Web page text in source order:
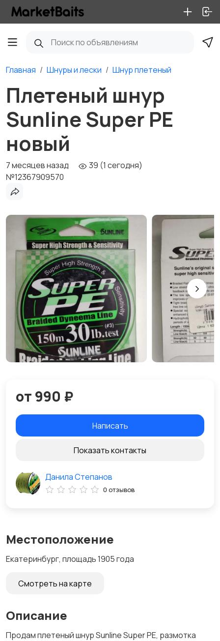
Главная Шнуры и лески Шнур плетеный
Плетеный шнур
Sunline Super PE
новый
7 месяцев назад
39 (1 сегодня)
№12367909570
Местоположение
Екатеринбург, площадь 1905 года
Смотреть на карте
Описание
Продам плетеный шнур Sunline Super PE, размотка
от 990 ₽
Написать
Показать контакты
Данила Степанов
0 отзывов